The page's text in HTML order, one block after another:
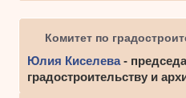
Комитет по
Юлия Киселева-
градостроительству и